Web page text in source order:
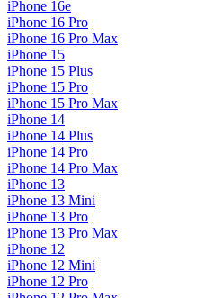
iPhone 16e
iPhone 16 Pro
iPhone 16 Pro Max
iPhone 15
iPhone 15 Plus
iPhone 15 Pro
iPhone 15 Pro Max
iPhone 14
iPhone 14 Plus
iPhone 14 Pro
iPhone 14 Pro Max
iPhone 13
iPhone 13 Mini
iPhone 13 Pro
iPhone 13 Pro Max
iPhone 12
iPhone 12 Mini
iPhone 12 Pro